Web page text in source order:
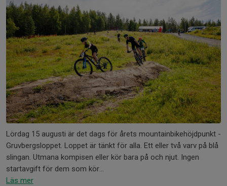
Lördag 15 augusti är det dags för årets mountainbikehöjdpunkt -
Gruvbergsloppet. Loppet är tänkt för alla. Ett eller två varv på blå
slingan. Utmana kompisen eller kör bara på och njut. Ingen
startavgift för dem som kör...
Läs mer